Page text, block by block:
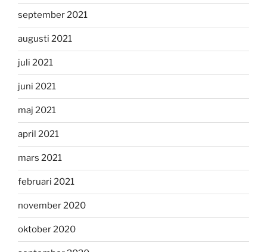
september 2021
augusti 2021
juli 2021
juni 2021
maj 2021
april 2021
mars 2021
februari 2021
november 2020
oktober 2020